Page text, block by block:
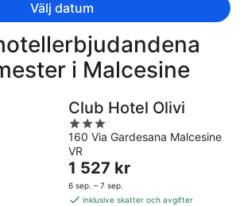
721 kr
per
person
Välj datum
i Malcesine
Club Hotel Olivi
3
out
of
5
160 Via Gardesana Malcesine
VR
Priset
är
1 527 kr
1 527 kr
6 sep. – 7 sep.
inklusive skatter och avgifter